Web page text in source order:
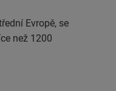
Evropě, se
než 1200